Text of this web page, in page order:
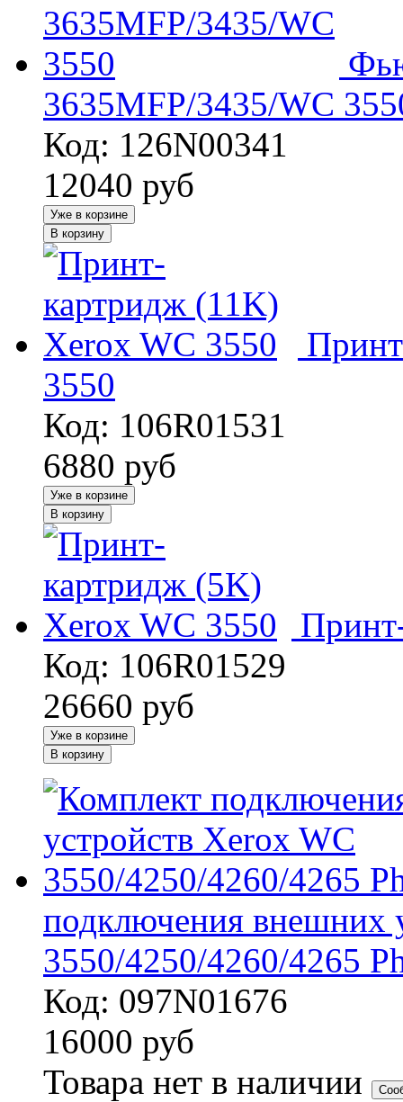
3635MFP/3435/WC
Код: 126N00341
12040 руб
Уже в корзине
В корзину
3550
Код: 106R01531
6880 руб
Уже в корзине
В корзину
Код: 106R01529
26660 руб
Уже в корзине
В корзину
подключения внешних
3550/4250/4260/4265
Код: 097N01676
16000 руб
Товара нет в наличии